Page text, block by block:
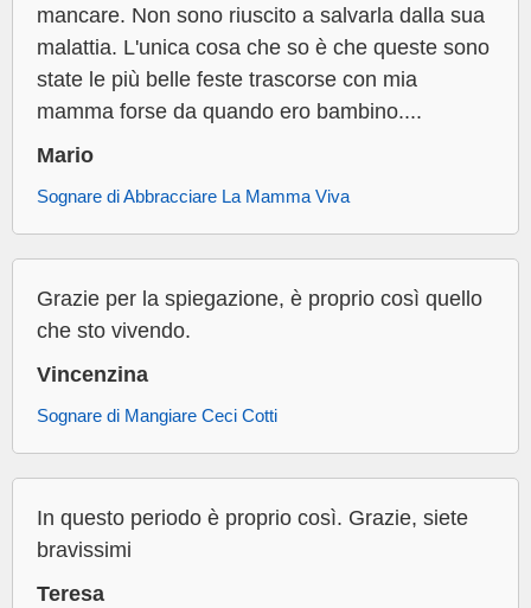
mancare. Non sono riuscito a salvarla dalla sua
malattia. L'unica cosa che so è che queste sono
state le più belle feste trascorse con mia
mamma forse da quando ero bambino....
Mario
Sognare di Abbracciare La Mamma Viva
Grazie per la spiegazione, è proprio così quello
che sto vivendo.
Vincenzina
Sognare di Mangiare Ceci Cotti
In questo periodo è proprio così. Grazie, siete
bravissimi
Teresa